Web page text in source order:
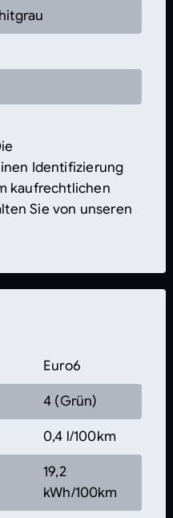
Identifizierung
kaufrechtlichen
Sie von unseren
Euro6
4 (Grün)
0,4 l/100km
19,2
kWh/100km